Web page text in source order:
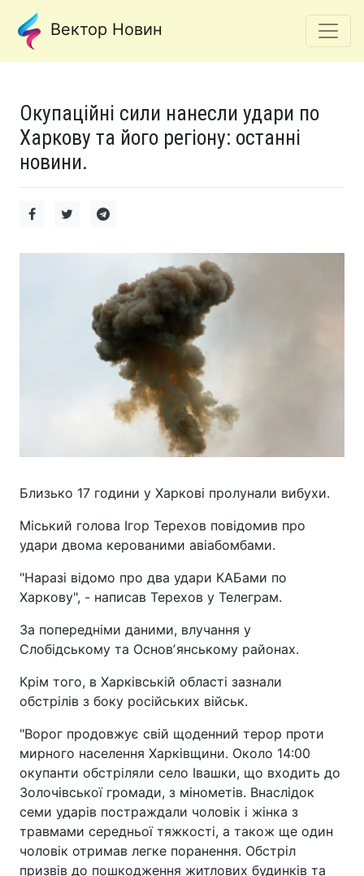
Вектор Новин
Окупаційні сили нанесли удари по
Харкову та його регіону: останні
новини.
Близько 17 години у Харкові пролунали вибухи.
Міський голова Ігор Терехов повідомив про
удари двома керованими авіабомбами.
"Наразі відомо про два удари КАБами по
Харкову", - написав Терехов у Телеграм.
За попередніми даними, влучання у
Слобідському та Основʼянському районах.
Крім того, в Харківській області зазнали
обстрілів з боку російських військ.
"Ворог продовжує свій щоденний терор проти
мирного населення Харківщини. Около 14:00
окупанти обстріляли село Івашки, що входить до
Золочівської громади, з мінометів. Внаслідок
семи ударів постраждали чоловік і жінка з
травмами середньої тяжкості, а також ще один
чоловік отримав легке поранення. Обстріл
призвів до пошкодження житлових будинків та